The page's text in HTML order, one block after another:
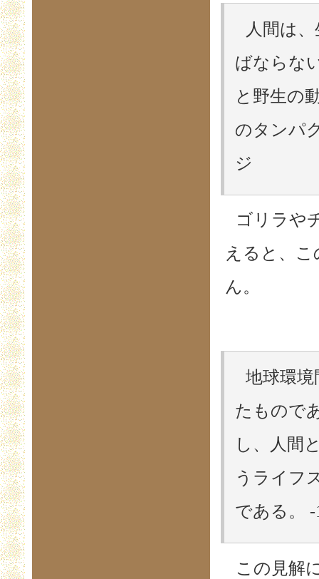
人間は
ばならな
と野生の
のタンパ
ジ
ゴリラや
えると、
ん。
地球環
たもので
し、人間
うライフ
である。
この見解